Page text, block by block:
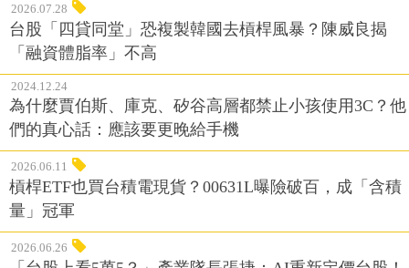
2026.07.28
台股「四貸同堂」恐複製韓國去槓桿風暴？陳威良揭
「融資體脂率」不高
2024.12.24
為什麼賈伯斯、庫克、矽谷高層都禁止小孩使用3C？他
們的真心話：應該要更晚給手機
2026.06.11
槓桿ETF也買台積電現貨？00631L曝險破百，成「含積
量」冠軍
2026.06.26